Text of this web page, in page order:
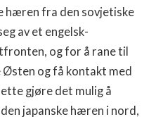
hæren fra den sovjetiske
av et engelsk-
og for å rane til
og få kontakt med
gjøre det mulig å
japanske hæren i nord,